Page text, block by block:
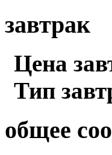
завтрак
Цена
Тип
общее